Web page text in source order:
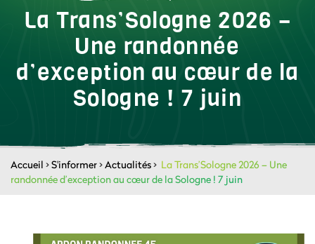
La Trans’Sologne 2026 –
Une randonnée
d’exception au cœur de la
Sologne ! 7 juin
Accueil >S'informer>Actualités> La Trans’Sologne 2026 – Une
randonnée d’exception au cœur de la Sologne ! 7 juin